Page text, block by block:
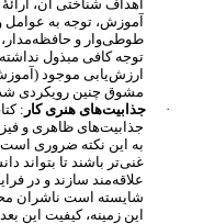
اهداف شناختی آن،
آموزش، توجه به
طوطیوار و حافظه
توجه کافی مبذول نداشته
ارزشیابی موجود
مشوق چنین رویکردی
·
جذابیتهای هنری کار :
جذابیتهای ظاهری و
به این نکته ضروری
غنیتر باشند تا بتواند
علاقهمند سازند و در
شایسته است ناشران
این زمینه، کیفیت این